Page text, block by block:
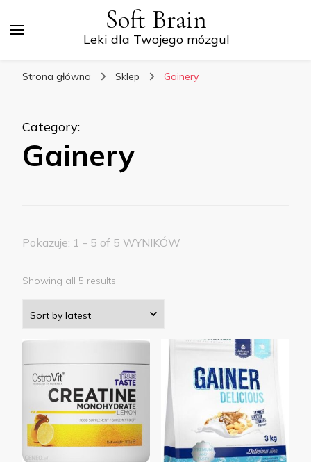
Soft Brain
Leki dla Twojego mózgu!
Strona główna Sklep Gainery
Category:
Gainery
Pokazuje: 1 - 5 of 5 WYNIKÓW
Showing all 5 results